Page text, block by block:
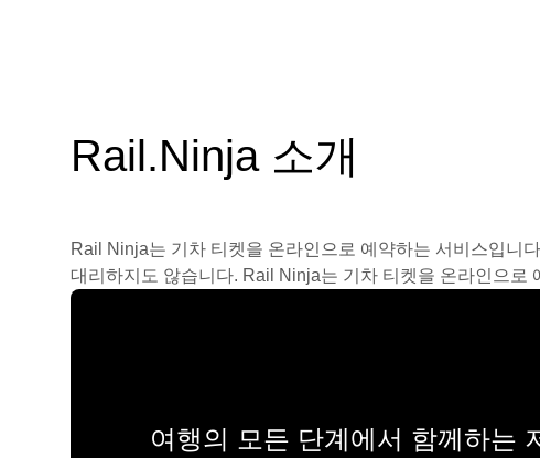
Rail.Ninja 소개
Rail Ninja는 기차 티켓을 온라인으로 예약하는 서비스입니
대리하지도 않습니다. Rail Ninja는 기차 티켓을 온라인으로
여행의 모든 단계에서 함께하는